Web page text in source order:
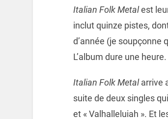
Italian Folk Metalest
inclut quinze pistes,
d’année (je soupçonne
L’album dure une heure.
Italian Folk Metalarrive
suite de deux singles
et « Valhalleluiah ». Et